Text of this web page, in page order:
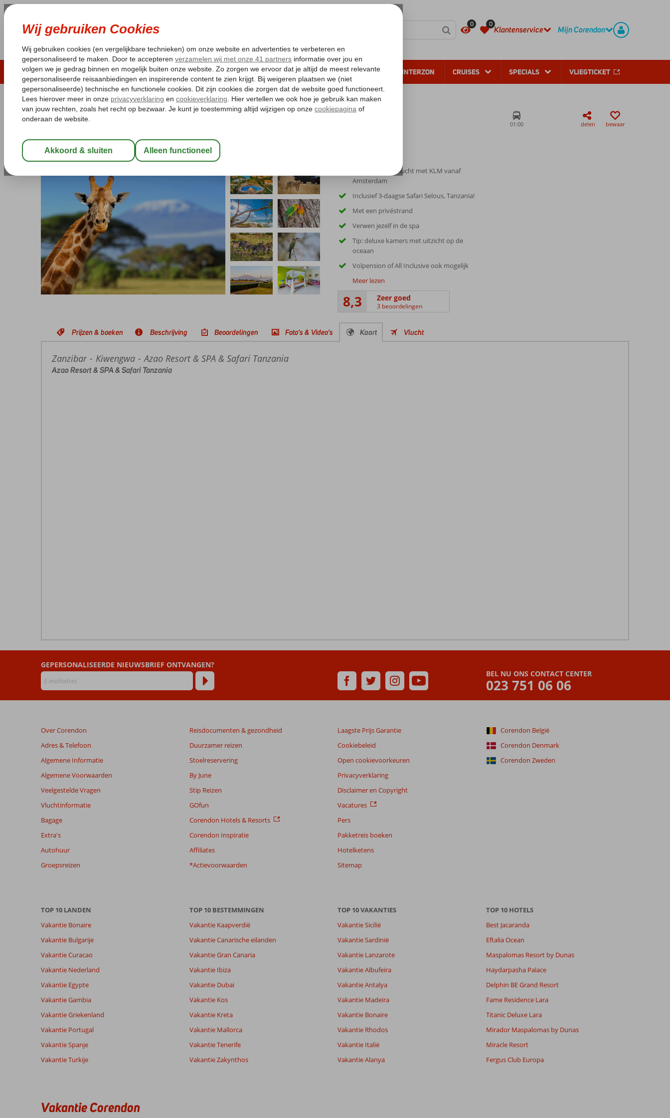
0 0
Klantenservice Mijn Corendon
LAST MINUTE ZOMER 2026 ZONVAKANTIE VERRE REIZEN ALL INCLUSIVE WINTERZON CRUISES SPECIALS VLIEGTICKET
Pakketgarantie Laagsteprijsgarantie* Gratis annuleren*
Home
Zanzibar Kiwengwa
Azao Resort & SPA & Safari Tanzania
Zie beschrijving- Hotel
01:00 delen bewaar
Rechtstreekse vlucht met KLM vanaf
Amsterdam
Inclusief 3-daagse Safari Selous, Tanzania!
Met een privéstrand
Verwen jezelf in de spa
Tip: deluxe kamers met uitzicht op de
oceaan
Volpension of All Inclusive ook mogelijk
Meer lezen
8,3 Zeer goed
3 beoordelingen
Prijzen & boeken Beschrijving Beoordelingen Foto's & Video's Kaart Vlucht
Home
Zanzibar Kiwengwa Azao Resort & SPA & Safari Tanzania
Azao Resort & SPA & Safari Tanzania
door
onze
klanten
in
Azao
&
SPA
Safari
Tanzania
dan
niet
weergegeven
om
relevantie
van
getoonde
beoordelingen
garanderen.
Meer
over
onze
Gebaseerd op:
8,3
Algemene indruk
BEL NU ONS CONTACT CENTER
023 751 06 06
GEPERSONALISEERDE NIEUWSBRIEF ONTVANGEN?
Over Corendon
Adres & Telefoon
Algemene Informatie
Algemene Voorwaarden
Veelgestelde Vragen
Vluchtinformatie
Bagage
Extra's
Autohuur
Groepsreizen
Reisdocumenten & gezondheid
Duurzamer reizen
Stoelreservering
By June
Stip Reizen
GOfun
Corendon Hotels & Resorts
Corendon Inspiratie
Affiliates
*Actievoorwaarden
Laagste Prijs Garantie
Cookiebeleid
Open cookievoorkeuren
Privacyverklaring
Disclaimer en Copyright
Vacatures
Pers
Pakketreis boeken
Hotelketens
Sitemap
Corendon België
Corendon Denmark
Corendon Zweden
TOP 10 LANDEN
Vakantie Bonaire
Vakantie Bulgarije
Vakantie Curacao
Vakantie Nederland
Vakantie Egypte
Vakantie Gambia
Vakantie Griekenland
Vakantie Portugal
Vakantie Spanje
Vakantie Turkije
TOP 10 BESTEMMINGEN
Vakantie Kaapverdië
Vakantie Canarische eilanden
Vakantie Gran Canaria
Vakantie Ibiza
Vakantie Dubai
Vakantie Kos
Vakantie Kreta
Vakantie Mallorca
Vakantie Tenerife
Vakantie Zakynthos
TOP 10 VAKANTIES
Vakantie Sicilië
Vakantie Sardinië
Vakantie Lanzarote
Vakantie Albufeira
Vakantie Antalya
Vakantie Madeira
Vakantie Bonaire
Vakantie Rhodos
Vakantie Italië
Vakantie Alanya
TOP 10 HOTELS
Best Jacaranda
Eftalia Ocean
Maspalomas Resort by Dunas
Haydarpasha Palace
Delphin BE Grand Resort
Fame Residence Lara
Titanic Deluxe Lara
Mirador Maspalomas by Dunas
Miracle Resort
Fergus Club Europa
Vakantie Corendon